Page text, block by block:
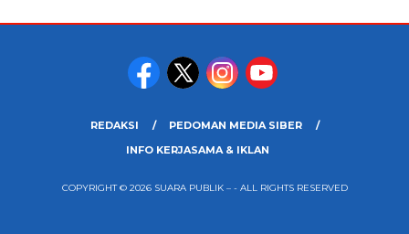
REDAKSI
PEDOMAN MEDIA SIBER
INFO KERJASAMA & IKLAN
COPYRIGHT © 2026 SUARA PUBLIK – - ALL RIGHTS RESERVED